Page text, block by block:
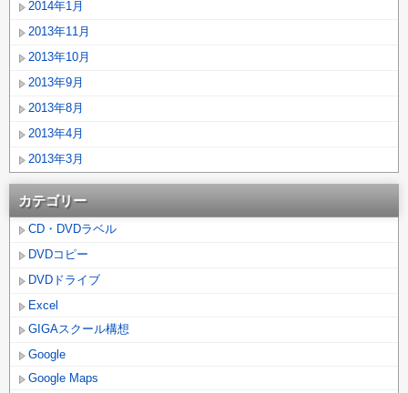
2014年1月
2013年11月
2013年10月
2013年9月
2013年8月
2013年4月
2013年3月
カテゴリー
CD・DVDラベル
DVDコピー
DVDドライブ
Excel
GIGAスクール構想
Google
Google Maps